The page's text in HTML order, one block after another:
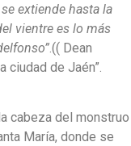
extiende hasta la
vientre es lo más
.(( Dean
ciudad de Jaén”.
cabeza del monstruo
María, donde se